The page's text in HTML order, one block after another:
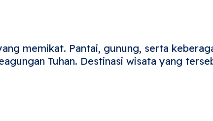
memikat. Pantai, gunung, serta
Tuhan. Destinasi wisata yang